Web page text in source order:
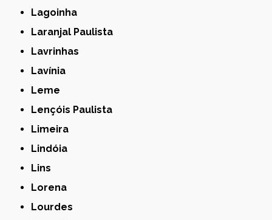
Lagoinha
Laranjal Paulista
Lavrinhas
Lavínia
Leme
Lençóis Paulista
Limeira
Lindóia
Lins
Lorena
Lourdes